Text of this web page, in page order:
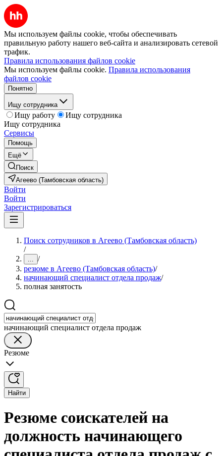
Мы используем файлы cookie, чтобы обеспечивать
правильную работу нашего веб-сайта и анализировать сетевой
трафик.
Правила использования файлов cookie
Мы используем файлы cookie. Правила использования
файлов cookie
Понятно
Ищу сотрудника
Ищу работу
Ищу сотрудника
Ищу сотрудника
Сервисы
Помощь
Ещё
Поиск
Агеево (Тамбовская область)
Войти
Войти
Зарегистрироваться
Поиск сотрудников в Агеево (Тамбовская область)
/
... /
резюме в Агеево (Тамбовская область)/
начинающий специалист отдела продаж/
полная занятость
начинающий специалист отдела продаж
Резюме
Найти
Резюме соискателей на
должность начинающего